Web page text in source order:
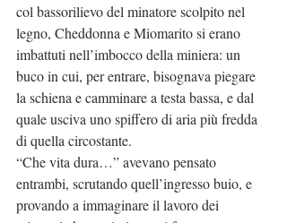
col bassorilievo del minatore scolpito nel
legno, Cheddonna e Miomarito si erano
imbattuti nell’imbocco della miniera: un
buco in cui, per entrare, bisognava piegare
la schiena e camminare a testa bassa, e dal
quale usciva uno spiffero di aria più fredda
di quella circostante.
“Che vita dura…” avevano pensato
entrambi, scrutando quell’ingresso buio, e
provando a immaginare il lavoro dei